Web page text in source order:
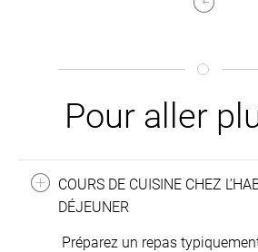
Pour aller
COURS DE CUISINE CHEZ
DÉJEUNER
Préparez un repas